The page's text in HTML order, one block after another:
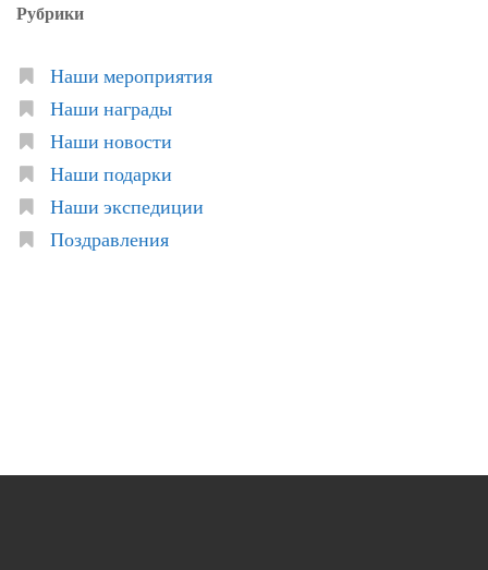
Рубрики
Наши мероприятия
Наши награды
Наши новости
Наши подарки
Наши экспедиции
Поздравления